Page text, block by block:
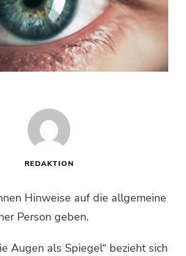
REDAKTION
Hinweise auf die allgemeine
Person geben.
Augen als Spiegel“ bezieht sich